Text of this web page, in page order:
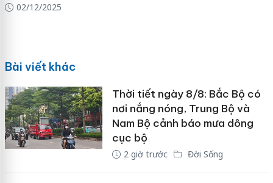
02/12/2025
Bài viết khác
Thời tiết ngày 8/8: Bắc Bộ có
nơi nắng nóng, Trung Bộ và
Nam Bộ cảnh báo mưa dông
cục bộ
2 giờ trước Đời Sống